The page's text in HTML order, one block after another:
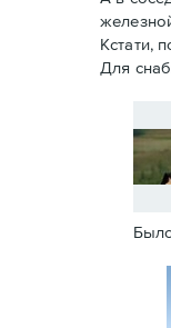
Кстати,
Для